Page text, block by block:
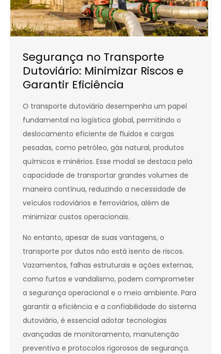
Segurança no Transporte
Dutoviário: Minimizar Riscos e
Garantir Eficiência
O transporte dutoviário desempenha um papel
fundamental na logística global, permitindo o
deslocamento eficiente de fluidos e cargas
pesadas, como petróleo, gás natural, produtos
químicos e minérios. Esse modal se destaca pela
capacidade de transportar grandes volumes de
maneira contínua, reduzindo a necessidade de
veículos rodoviários e ferroviários, além de
minimizar custos operacionais.
No entanto, apesar de suas vantagens, o
transporte por dutos não está isento de riscos.
Vazamentos, falhas estruturais e ações externas,
como furtos e vandalismo, podem comprometer
a segurança operacional e o meio ambiente. Para
garantir a eficiência e a confiabilidade do sistema
dutoviário, é essencial adotar tecnologias
avançadas de monitoramento, manutenção
preventiva e protocolos rigorosos de segurança.